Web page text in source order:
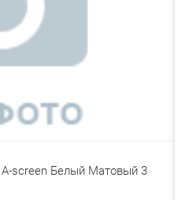
screen Белый Матовый 3